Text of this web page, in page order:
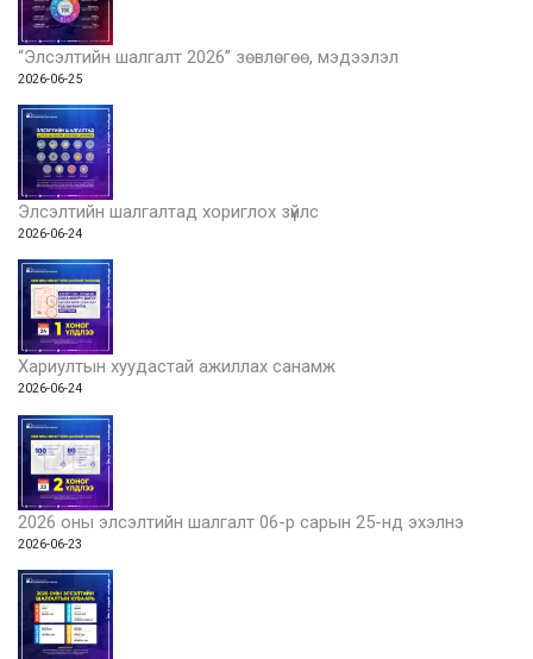
“Элсэлтийн шалгалт 2026” зөвлөгөө, мэдээлэл
2026-06-25
Элсэлтийн шалгалтад хориглох зүйлс
2026-06-24
Хариултын хуудастай ажиллах санамж
2026-06-24
2026 оны элсэлтийн шалгалт 06-р сарын 25-нд эхэлнэ
2026-06-23